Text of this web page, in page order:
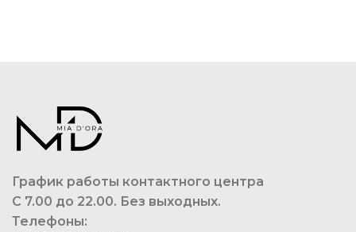
График работы контактного центра
С 7.00 до 22.00. Без выходных.
Телефоны: